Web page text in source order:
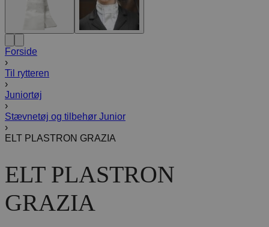
Forside
›
Til rytteren
›
Juniortøj
›
Stævnetøj og tilbehør Junior
›
ELT PLASTRON GRAZIA
ELT PLASTRON
GRAZIA